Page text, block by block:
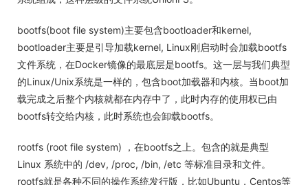
bootfs(boot file system)主要包含bootloader和kernel,
bootloader主要是引导加载kernel, Linux刚启动时会加载bootfs
文件系统，在Docker镜像的最底层是bootfs。这一层与我们典型
的Linux/Unix系统是一样的，包含boot加载器和内核。当boot加
载完成之后整个内核就都在内存中了，此时内存的使用权已由
bootfs转交给内核，此时系统也会卸载bootfs。
rootfs (root file system) ，在bootfs之上。包含的就是典型
Linux 系统中的 /dev, /proc, /bin, /etc 等标准目录和文件。
rootfs就是各种不同的操作系统发行版，比如Ubuntu，Centos等